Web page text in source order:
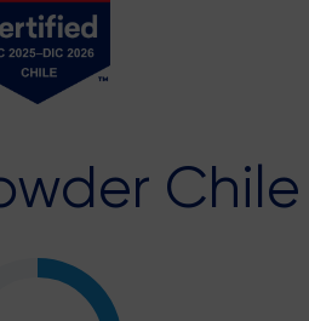
Chile